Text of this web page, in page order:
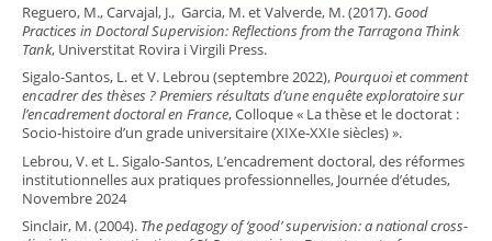
Reguero, M., Carvajal, J., Garcia, M. et Valverde, M. (2017). Good
Practices in Doctoral Supervision: Reflections from the Tarragona Think
Tank, Universtitat Rovira i Virgili Press.
Sigalo-Santos, L. et V. Lebrou (septembre 2022),Pourquoi et comment
encadrer des thèses ? Premiers résultats d’une enquête exploratoire sur
l’encadrement doctoral en France, Colloque « La thèse et le doctorat :
Socio-histoire d’un grade universitaire (XIXe-XXIe siècles) ».
Lebrou, V. et L. Sigalo-Santos, L’encadrement doctoral, des réformes
institutionnelles aux pratiques professionnelles, Journée d’études,
Novembre 2024
Sinclair, M. (2004). The pedagogy of ‘good’ supervision: a national cross-